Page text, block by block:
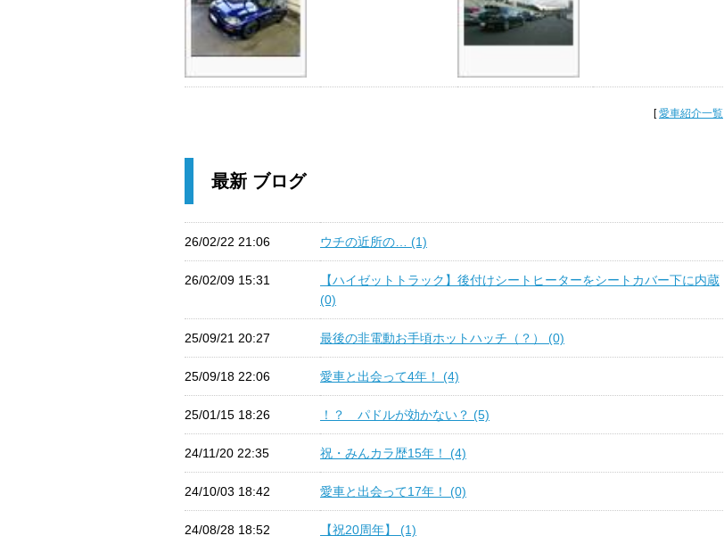
[愛車紹介一覧
最新 ブログ
26/02/22 21:06 ウチの近所の… (1)
26/02/09 15:31
【ハイゼットトラック】後付けシートヒーターをシートカバー下に内蔵
(0)
25/09/21 20:27 最後の非電動お手頃ホットハッチ（？） (0)
25/09/18 22:06 愛車と出会って4年！ (4)
25/01/15 18:26 ！？ パドルが効かない？ (5)
24/11/20 22:35 祝・みんカラ歴15年！ (4)
24/10/03 18:42 愛車と出会って17年！ (0)
24/08/28 18:52 【祝20周年】 (1)